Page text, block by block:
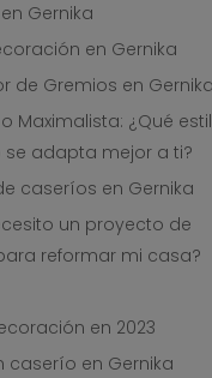
Gernika
en Gernika
de Gremios en Gernika
Maximalista: ¿Qué
se adapta mejor a ti?
caseríos en Gernika
un proyecto de
reformar mi casa?
en 2023
caserío en Gernika